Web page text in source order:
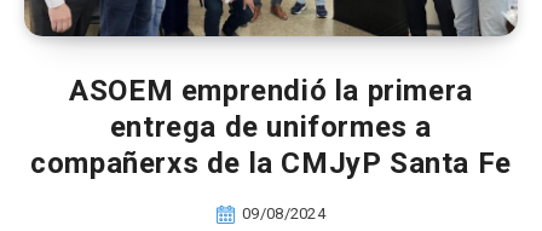
ASOEM emprendió la primera
entrega de uniformes a
compañerxs de la CMJyP Santa Fe
09/08/2024